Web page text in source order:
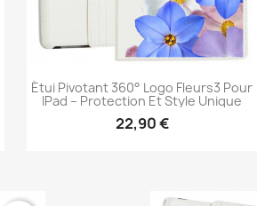
Étui Pivotant 360° Logo Fleurs3 Pour
IPad – Protection Et Style Unique
22,90 €